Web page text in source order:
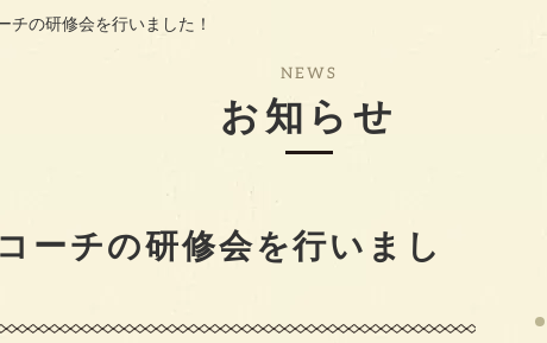
チの研修会を行いました！
NEWS
お知らせ
ーチの研修会を行いまし